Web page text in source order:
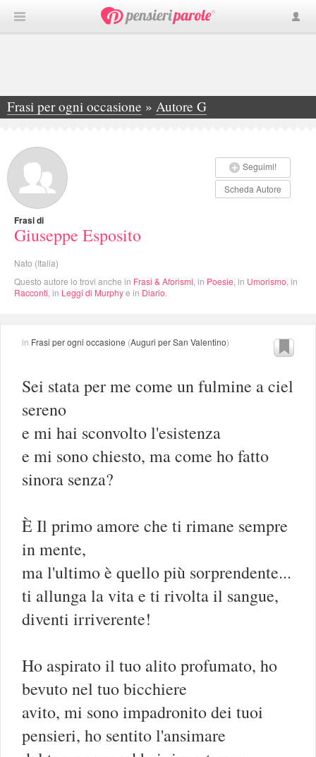
Frasi per ogni occasione » Autore G
»Giuseppe Esposito
Seguimi!
Scheda Autore
Frasi di
Giuseppe Esposito
Nato (Italia)
Questo autore lo trovi anche in Frasi & Aforismi , in Poesie , in Umorismo , in
Racconti , in Leggi di Murphye in Diario
in Frasi per ogni occasione (Auguri per San Valentino)
Sei stata per me come un fulmine a ciel
sereno
e mi hai sconvolto l'esistenza
e mi sono chiesto, ma come ho fatto
sinora senza?
È Il primo amore che ti rimane sempre
in mente,
ma l'ultimo è quello più sorprendente...
ti allunga la vita e ti rivolta il sangue,
diventi irriverente!
Ho aspirato il tuo alito profumato, ho
bevuto nel tuo bicchiere
avito, mi sono impadronito dei tuoi
pensieri, ho sentito l'ansimare